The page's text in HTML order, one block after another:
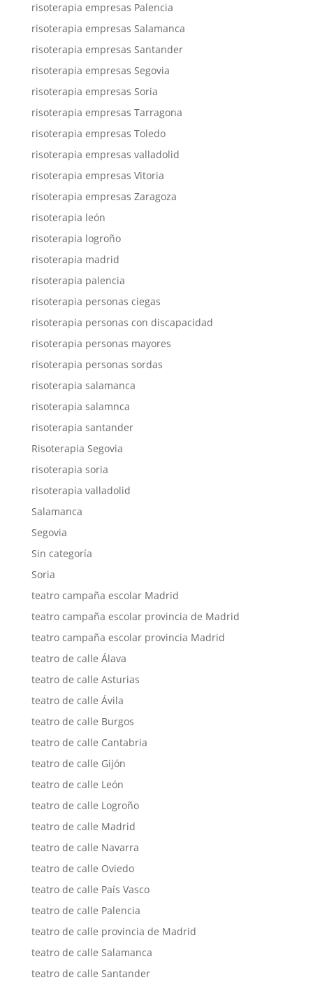
risoterapia empresas Palencia
risoterapia empresas Salamanca
risoterapia empresas Santander
risoterapia empresas Segovia
risoterapia empresas Soria
risoterapia empresas Tarragona
risoterapia empresas Toledo
risoterapia empresas valladolid
risoterapia empresas Vitoria
risoterapia empresas Zaragoza
risoterapia león
risoterapia logroño
risoterapia madrid
risoterapia palencia
risoterapia personas ciegas
risoterapia personas con discapacidad
risoterapia personas mayores
risoterapia personas sordas
risoterapia salamanca
risoterapia salamnca
risoterapia santander
Risoterapia Segovia
risoterapia soria
risoterapia valladolid
Salamanca
Segovia
Sin categoría
Soria
teatro campaña escolar Madrid
teatro campaña escolar provincia de Madrid
teatro campaña escolar provincia Madrid
teatro de calle Álava
teatro de calle Asturias
teatro de calle Ávila
teatro de calle Burgos
teatro de calle Cantabria
teatro de calle Gijón
teatro de calle León
teatro de calle Logroño
teatro de calle Madrid
teatro de calle Navarra
teatro de calle Oviedo
teatro de calle País Vasco
teatro de calle Palencia
teatro de calle provincia de Madrid
teatro de calle Salamanca
teatro de calle Santander